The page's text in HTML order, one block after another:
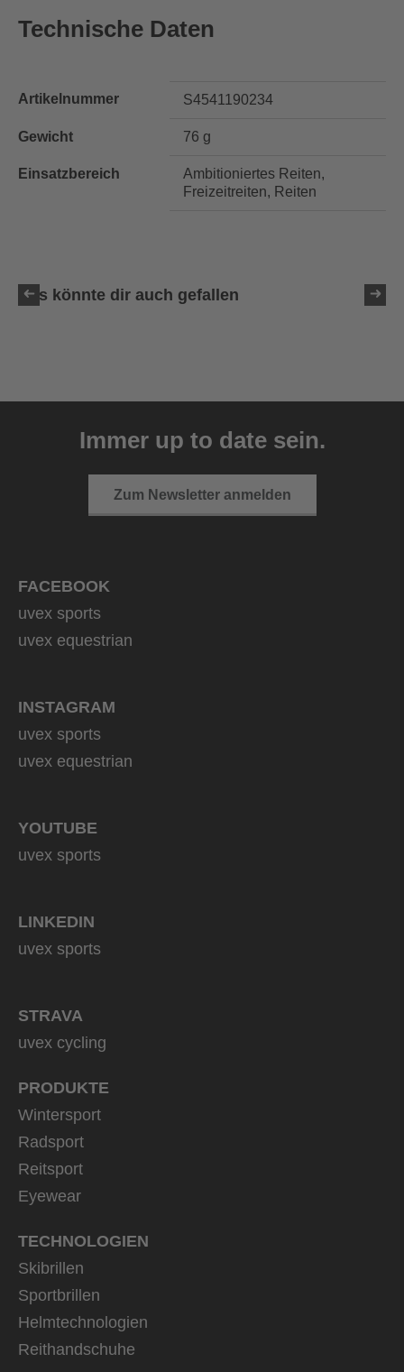
Technische Daten
Artikelnummer S4541190234
Gewicht 76 g
Einsatzbereich
Ambitioniertes Reiten,
Freizeitreiten, Reiten
Das könnte dir auch gefallen
9 FarbvariantenImmer up to date sein.
Zum Newsletter anmelden
FACEBOOK
uvex sports
uvex equestrian
INSTAGRAM
uvex sports
uvex equestrian
YOUTUBE
uvex sports
LINKEDIN
uvex sports
STRAVA
uvex cycling
PRODUKTE
Wintersport
Radsport
Reitsport
Eyewear
TECHNOLOGIEN
Skibrillen
Sportbrillen
Helmtechnologien
Reithandschuhe